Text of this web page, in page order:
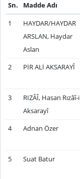
Sn. Madde Adı
1
HAYDAR/HAYDAR
ARSLAN, Haydar
Aslan
2 PİR ALİ AKSARAYÎ
3
RIZÂÎ, Hasan Rızâî-i
Aksarayî
4 Adnan Özer
5 Suat Batur